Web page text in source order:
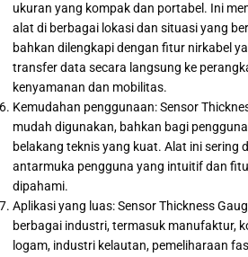
ukuran yang kompak dan portabel. Ini
alat di berbagai lokasi dan situasi yang
bahkan dilengkapi dengan fitur nirkabel
transfer data secara langsung ke
kenyamanan dan mobilitas.
Kemudahan penggunaan: Sensor
mudah digunakan, bahkan bagi
belakang teknis yang kuat. Alat ini sering
antarmuka pengguna yang intuitif dan
dipahami.
Aplikasi yang luas: Sensor Thickness
berbagai industri, termasuk manufaktur,
logam, industri kelautan, pemeliharaan